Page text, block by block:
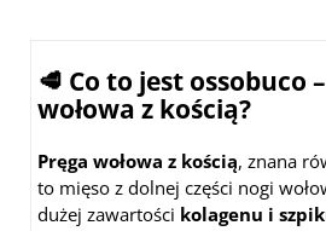
🥩 Co to jest ossobuco
wołowa z kością?
Pręga wołowa z kością, znana
to mięso z dolnej części nogi
dużej zawartości kolagenu i